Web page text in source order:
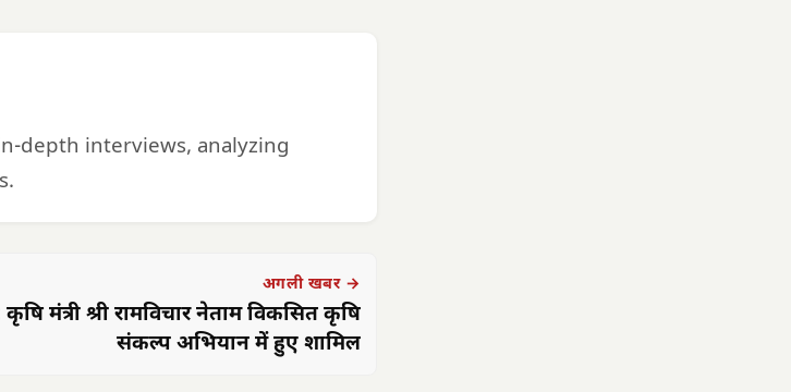
depth interviews, analyzing
अगली खबर →
कृषि मंत्री श्री रामविचार नेताम विकसित कृषि
संकल्प अभियान में हुए शामिल